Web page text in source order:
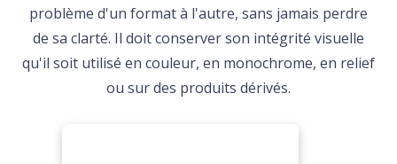
problème d'un format à l'autre, sans jamais perdre
de sa clarté. Il doit conserver son intégrité visuelle
qu'il soit utilisé en couleur, en monochrome, en relief
ou sur des produits dérivés.